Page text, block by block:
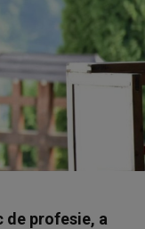
de profesie, a